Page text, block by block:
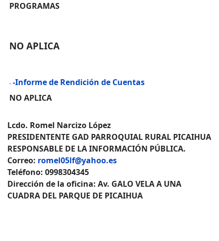
PROGRAMAS
NO APLICA
- -Informe de Rendición de Cuentas
NO APLICA
Lcdo. Romel Narcizo López
PRESIDENTENTE GAD PARROQUIAL RURAL PICAIHUA
RESPONSABLE DE LA INFORMACIÓN PÚBLICA.
Correo: romel05lf@yahoo.es
Teléfono: 0998304345
Dirección de la oficina: Av. GALO VELA A UNA
CUADRA DEL PARQUE DE PICAIHUA